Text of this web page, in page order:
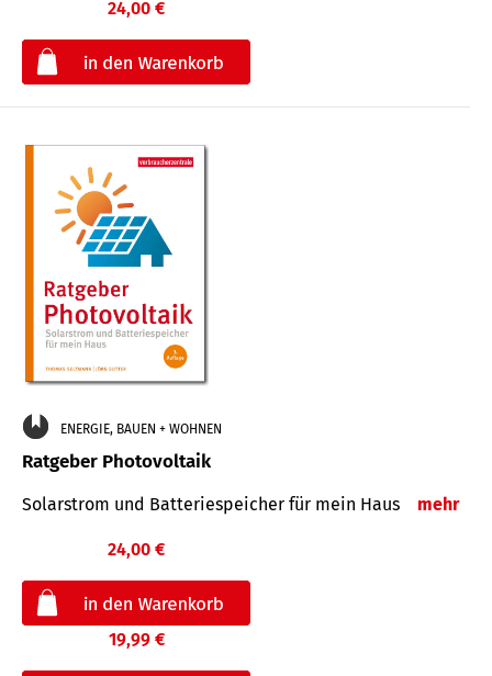
24,00 €
ENERGIE, BAUEN + WOHNEN
Ratgeber Photovoltaik
Solarstrom und Batteriespeicher für mein Haus mehr
24,00 €
19,99 €